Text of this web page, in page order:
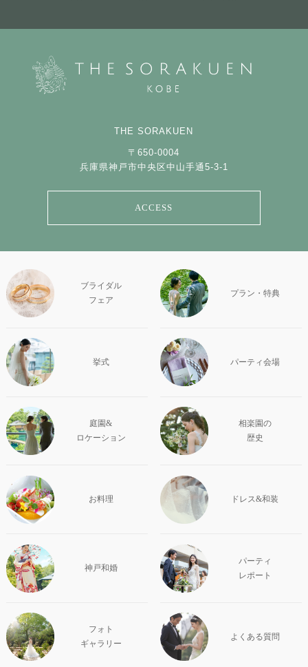
THE SORAKUEN
〒650-0004
兵庫県神戸市中央区中山手通5-3-1
ACCESS
ブライダル
フェア
プラン・特典
挙式 パーティ会場
庭園&
ロケーション
相楽園の
歴史
お料理 ドレス&和装
神戸和婚
パーティ
レポート
フォト
ギャラリー
よくある質問